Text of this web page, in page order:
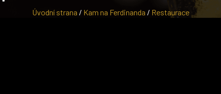
Úvodní strana / Kam na Ferdinanda / Restaurace